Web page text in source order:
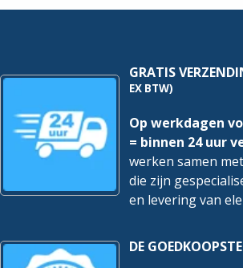
hoeveelheid
GRATIS
EX BTW)
Op werkdagen
= binnen 24 uur
werken samen
die zijn
en levering van
DE